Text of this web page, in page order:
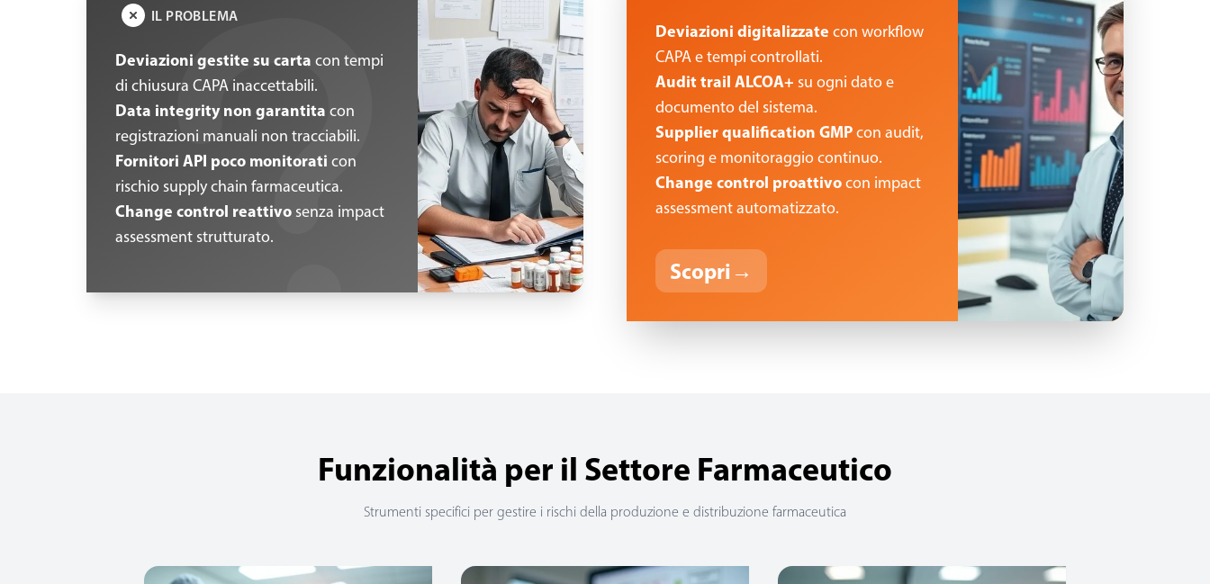
IL PROBLEMA
Deviazioni gestite su carta con tempi
di chiusura CAPA inaccettabili.
Data integrity non garantita con
registrazioni manuali non tracciabili.
Fornitori API poco monitorati con
rischio supply chain farmaceutica.
Change control reattivo senza impact
assessment strutturato.
Deviazioni digitalizzate con workflow
CAPA e tempi controllati.
Audit trail ALCOA+ su ogni dato e
documento del sistema.
Supplier qualification GMPcon audit,
scoring e monitoraggio continuo.
Change control proattivocon impact
assessment automatizzato.
Scopri →
Funzionalità per il Settore Farmaceutico
Strumenti specifici per gestire i rischi della produzione e distribuzione farmaceutica